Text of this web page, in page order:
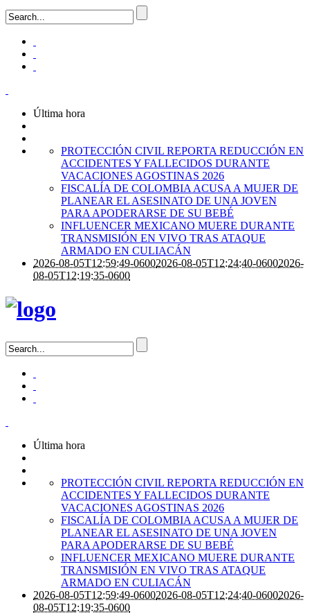
Última hora
PROTECCIÓN CIVIL REPORTA REDUCCIÓN EN
ACCIDENTES Y FALLECIDOS DURANTE
VACACIONES AGOSTINAS 2026
FISCALÍA DE COLOMBIA ACUSA A MUJER DE
PLANEAR EL ASESINATO DE UNA JOVEN
PARA APODERARSE DE SU BEBÉ
INFLUENCER MEXICANO MUERE DURANTE
TRANSMISIÓN EN VIVO TRAS ATAQUE
ARMADO EN CULIACÁN
2026-08-05T12:59:49-06002026-08-05T12:24:40-06002026-
08-05T12:19:35-0600
Última hora
PROTECCIÓN CIVIL REPORTA REDUCCIÓN EN
ACCIDENTES Y FALLECIDOS DURANTE
VACACIONES AGOSTINAS 2026
FISCALÍA DE COLOMBIA ACUSA A MUJER DE
PLANEAR EL ASESINATO DE UNA JOVEN
PARA APODERARSE DE SU BEBÉ
INFLUENCER MEXICANO MUERE DURANTE
TRANSMISIÓN EN VIVO TRAS ATAQUE
ARMADO EN CULIACÁN
2026-08-05T12:59:49-06002026-08-05T12:24:40-06002026-
08-05T12:19:35-0600